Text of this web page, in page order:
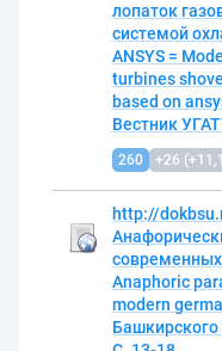
лопаток
системой
ANSYS =
turbines
based on
Вестник
260 +26
http://dokbsu.
Anaphoric
modern
Башкирского